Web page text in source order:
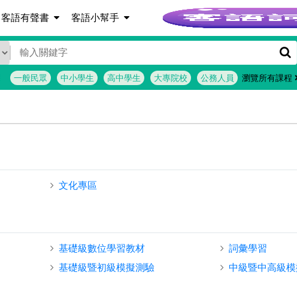
客語有聲書 客語小幫手
客語詞彙查詢
一般民眾 中小學生 高中學生 大專院校 公務人員 瀏覽所有課程
文化專區
基礎級數位學習教材
詞彙學習
基礎級暨初級模擬測驗
中級暨中高級